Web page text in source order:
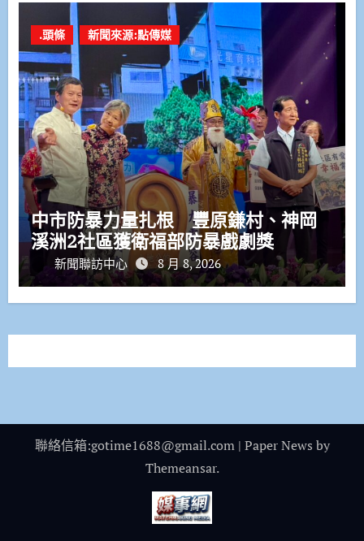
.頭條 新聞來源:點傳媒
中市防暴力量扎根 豐原鎌村、神岡
溪洲2社區獲衛福部防暴戲劇獎
新聞聯訪中心 8 月 8, 2026
聯絡信箱:gotime1688@gmail.com | Paper News by
Themeansar.